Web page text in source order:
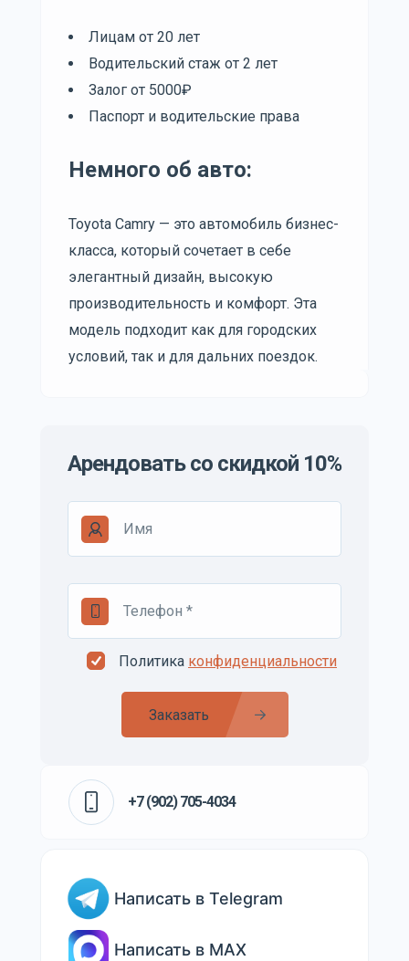
Лицам от 20 лет
Водительский стаж от 2 лет
Залог от 5000₽
Паспорт и водительские права
Немного об авто:
Toyota Camry — это автомобиль бизнес-
класса, который сочетает в себе
элегантный дизайн, высокую
производительность и комфорт. Эта
модель подходит как для городских
условий, так и для дальних поездок.
Арендовать со скидкой 10%
Политика конфиденциальности
Заказать
+7 (902) 705-4034
Написать в Telegram
Написать в MAX